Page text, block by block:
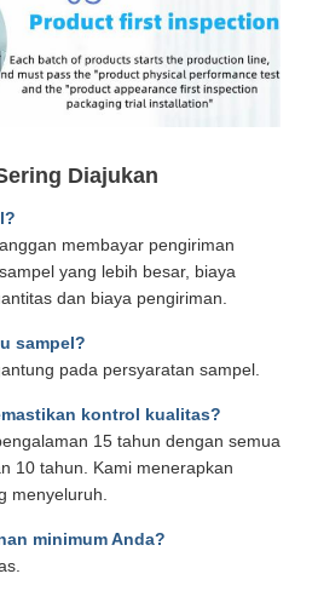
Diajukan
membayar pengiriman
yang lebih besar, biaya
dan biaya pengiriman.
sampel?
pada persyaratan sampel.
kontrol kualitas?
15 tahun dengan semua
10 tahun. Kami menerapkan
menyeluruh.
minimum Anda?